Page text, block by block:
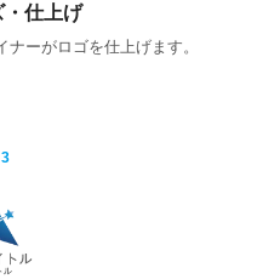
・仕上げ
ーがロゴを仕上げます。